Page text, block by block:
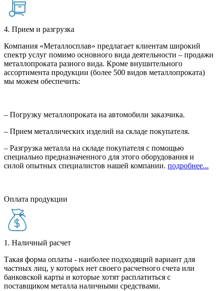
4. Прием и разгрузка
Компания «Металлосплав» предлагает клиентам широкий
спектр услуг помимо основного вида деятельности – продажи
металлопроката разного вида. Кроме внушительного
ассортимента продукции (более 500 видов металлопроката)
мы можем обеспечить:
– Погрузку металлопроката на автомобили заказчика.
– Прием металлических изделий на складе покупателя.
– Разгрузка металла на складе покупателя с помощью
специально предназначенного для этого оборудования и
силой опытных специалистов нашей компании. подробнее...
Оплата продукции
1. Наличный расчет
Такая форма оплаты - наиболее подходящий вариант для
частных лиц, у которых нет своего расчетного счета или
банковской карты и которые хотят расплатиться с
поставщиком металла наличными средствами.